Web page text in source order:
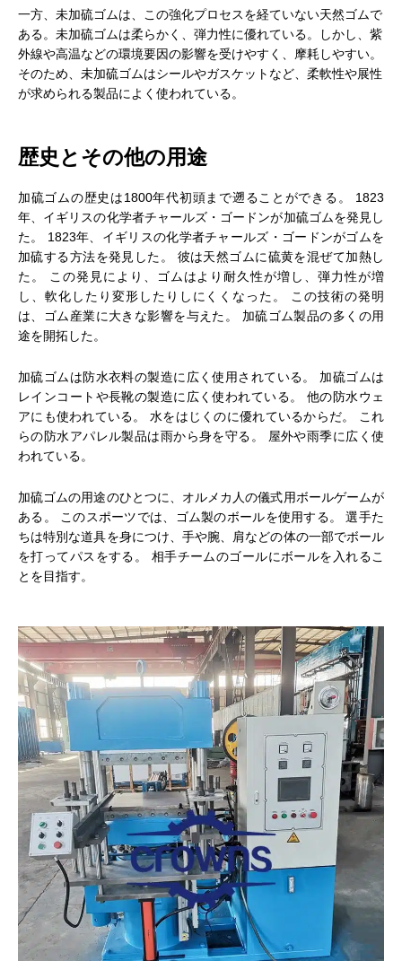
一方、未加硫ゴムは、この強化プロセスを経ていない天然ゴムで
ある。未加硫ゴムは柔らかく、弾力性に優れている。しかし、紫
外線や高温などの環境要因の影響を受けやすく、摩耗しやすい。
そのため、未加硫ゴムはシールやガスケットなど、柔軟性や展性
が求められる製品によく使われている。
歴史とその他の用途
加硫ゴムの歴史は1800年代初頭まで遡ることができる。 1823
年、イギリスの化学者チャールズ・ゴードンが加硫ゴムを発見し
た。 1823年、イギリスの化学者チャールズ・ゴードンがゴムを
加硫する方法を発見した。 彼は天然ゴムに硫黄を混ぜて加熱し
た。 この発見により、ゴムはより耐久性が増し、弾力性が増
し、軟化したり変形したりしにくくなった。 この技術の発明
は、ゴム産業に大きな影響を与えた。 加硫ゴム製品の多くの用
途を開拓した。
加硫ゴムは防水衣料の製造に広く使用されている。 加硫ゴムは
レインコートや長靴の製造に広く使われている。 他の防水ウェ
アにも使われている。 水をはじくのに優れているからだ。 これ
らの防水アパレル製品は雨から身を守る。 屋外や雨季に広く使
われている。
加硫ゴムの用途のひとつに、オルメカ人の儀式用ボールゲームが
ある。 このスポーツでは、ゴム製のボールを使用する。 選手た
ちは特別な道具を身につけ、手や腕、肩などの体の一部でボール
を打ってパスをする。 相手チームのゴールにボールを入れるこ
とを目指す。